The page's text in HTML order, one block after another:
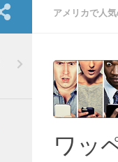
アメリカで人
ワッ